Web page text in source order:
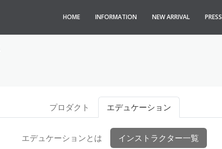
HOME INFORMATION NEW ARRIVAL
プロダクト エデュケーション
エデュケーションとは インストラクター一覧